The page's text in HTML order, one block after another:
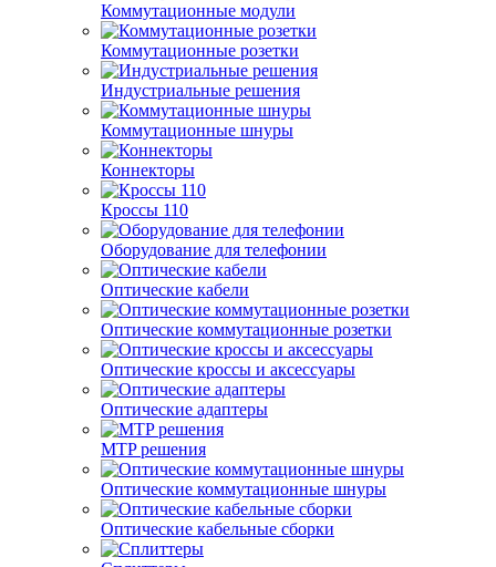
Коммутационные модули
Коммутационные розетки
Индустриальные решения
Коммутационные шнуры
Коннекторы
Кроссы 110
Оборудование для телефонии
Оптические кабели
Оптические коммутационные розетки
Оптические кроссы и аксессуары
Оптические адаптеры
MTP решения
Оптические коммутационные шнуры
Оптические кабельные сборки